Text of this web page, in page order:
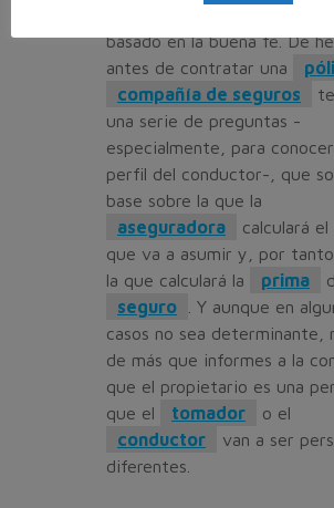
basado en la buena fe. De
antes de contratar una
compañía de seguros
una serie de preguntas -
especialmente, para
perfil del conductor-, que
base sobre la que la
aseguradora
calculará
que va a asumir y, por
la que calculará la
prima
seguro
. Y aunque en
casos no sea determinante,
de más que informes a la
que el propietario es una
que el
tomador
o el
conductor
van a ser
diferentes.